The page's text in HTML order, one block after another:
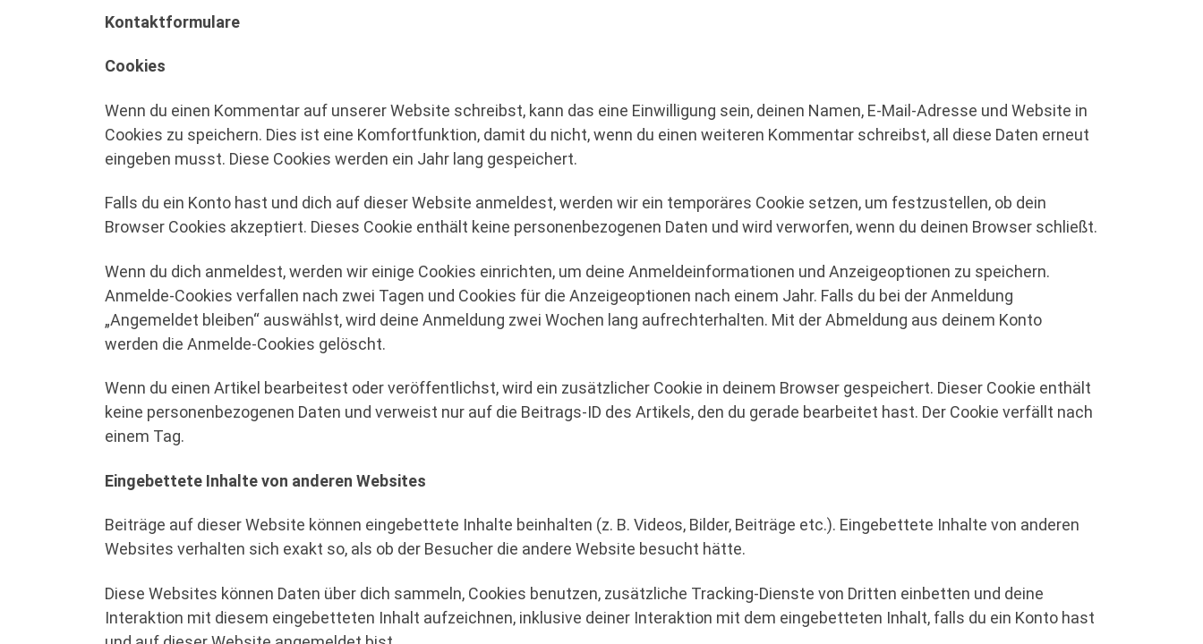
Kontaktformulare
Cookies
Wenn du einen Kommentar auf unserer Website schreibst, kann das eine Einwilligung sein, deinen Namen, E-Mail-Adresse und Website in
Cookies zu speichern. Dies ist eine Komfortfunktion, damit du nicht, wenn du einen weiteren Kommentar schreibst, all diese Daten erneut
eingeben musst. Diese Cookies werden ein Jahr lang gespeichert.
Falls du ein Konto hast und dich auf dieser Website anmeldest, werden wir ein temporäres Cookie setzen, um festzustellen, ob dein
Browser Cookies akzeptiert. Dieses Cookie enthält keine personenbezogenen Daten und wird verworfen, wenn du deinen Browser schließt.
Wenn du dich anmeldest, werden wir einige Cookies einrichten, um deine Anmeldeinformationen und Anzeigeoptionen zu speichern.
Anmelde-Cookies verfallen nach zwei Tagen und Cookies für die Anzeigeoptionen nach einem Jahr. Falls du bei der Anmeldung
„Angemeldet bleiben“ auswählst, wird deine Anmeldung zwei Wochen lang aufrechterhalten. Mit der Abmeldung aus deinem Konto
werden die Anmelde-Cookies gelöscht.
Wenn du einen Artikel bearbeitest oder veröffentlichst, wird ein zusätzlicher Cookie in deinem Browser gespeichert. Dieser Cookie enthält
keine personenbezogenen Daten und verweist nur auf die Beitrags-ID des Artikels, den du gerade bearbeitet hast. Der Cookie verfällt nach
einem Tag.
Eingebettete Inhalte von anderen Websites
Beiträge auf dieser Website können eingebettete Inhalte beinhalten (z. B. Videos, Bilder, Beiträge etc.). Eingebettete Inhalte von anderen
Websites verhalten sich exakt so, als ob der Besucher die andere Website besucht hätte.
Diese Websites können Daten über dich sammeln, Cookies benutzen, zusätzliche Tracking-Dienste von Dritten einbetten und deine
Interaktion mit diesem eingebetteten Inhalt aufzeichnen, inklusive deiner Interaktion mit dem eingebetteten Inhalt, falls du ein Konto hast